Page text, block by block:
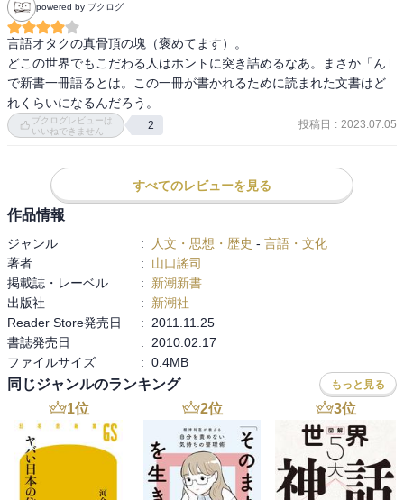
著者は日本の仮名のできる過程を古くは奈良時代にまで遡り、「上
代特殊仮名遣い」の起源とその目的から語り始めます。
文字が中国から伝来した仏教の今日を読むため、しかも中国語では
なく、その原点のサンスクリット語と同じ発音で読むために、その
音の微妙な違いを表すために漢字が活用され、イやエといった現代
では一文字、一音で表される文字が嘗ては微妙に違うバリエーショ
ンがあり、それを漢字を使い分ける事で表現していたというところ
途中、そういう仏教の歴史的な話になってしまうところがあるが、
それも含めてとても興味深い。
powered by ブクログ
言語オタクの真骨頂の塊（褒めてます）。
どこの世界でもこだわる人はホントに突き詰めるなあ。まさか「ん｣
で新書一冊語るとは。この一冊が書かれるために読まれた文書はど
れくらいになるんだろう。
ブクログレビューは
いいねできません
2 投稿日 : 2023.07.05
すべてのレビューを見る
作品情報
ジャンル : 人文・思想・歴史 - 言語・文化
著者
:
山口謠司
掲載誌・レーベル
:
新潮新書
出版社
:
新潮社
Reader Store発売日
:
2011.11.25
書誌発売日
:
2010.02.17
ファイルサイズ
: 0.4MB
同じジャンルのランキング もっと見る
1位 2位 3位